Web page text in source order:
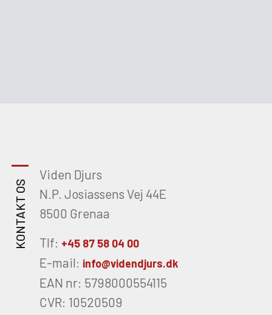
KONTAKT OS
Viden Djurs
N.P. Josiassens Vej 44E
8500 Grenaa
Tlf: +45 87 58 04 00
E-mail: info@videndjurs.dk
EAN nr: 5798000554115
CVR: 10520509